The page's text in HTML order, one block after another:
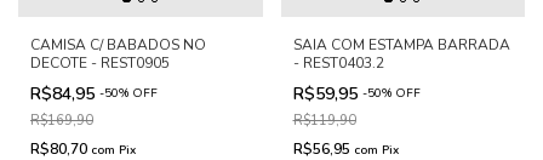
CAMISA C/ BABADOS NO
DECOTE - REST0905
R$84,95 -50% OFF
R$169,90
R$80,70 com Pix
SAIA COM ESTAMPA BARRADA
- REST0403.2
R$59,95 -50% OFF
R$119,90
R$56,95 com Pix